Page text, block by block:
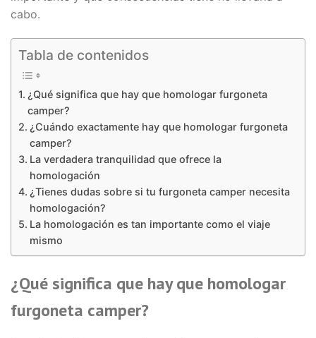
cabo.
Tabla de contenidos
¿Qué significa que hay que homologar furgoneta
camper?
¿Cuándo exactamente hay que homologar furgoneta
camper?
La verdadera tranquilidad que ofrece la
homologación
¿Tienes dudas sobre si tu furgoneta camper necesita
homologación?
La homologación es tan importante como el viaje
mismo
¿Qué significa que hay que homologar
furgoneta camper?